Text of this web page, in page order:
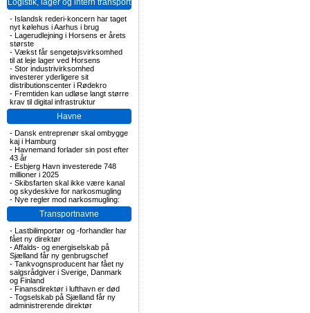
Logistik, lager og intern transport
- Islandsk rederi-koncern har taget
nyt kølehus i Aarhus i brug
- Lagerudlejning i Horsens er årets
største
- Vækst får sengetøjsvirksomhed
til at leje lager ved Horsens
- Stor industrivirksomhed
investerer yderligere sit
distributionscenter i Rødekro
- Fremtiden kan udløse langt større
krav til digital infrastruktur
Havne
- Dansk entreprenør skal ombygge
kaj i Hamburg
- Havnemand forlader sin post efter
43 år
- Esbjerg Havn investerede 748
millioner i 2025
- Skibsfarten skal ikke være kanal
og skydeskive for narkosmugling
- Nye regler mod narkosmugling:
Transportnavne
- Lastbilimportør og -forhandler har
fået ny direktør
-Affalds- og energiselskab på
Sjælland får ny genbrugschef
- Tankvognsproducent har fået ny
salgsrådgiver i Sverige, Danmark
og Finland
- Finansdirektør i lufthavn er død
- Togselskab på Sjælland får ny
administrerende direktør